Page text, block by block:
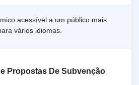
acessível a um público mais
vários idiomas.
Propostas De Subvenção